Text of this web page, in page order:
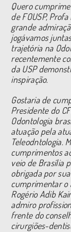
Quero
de FOUSP,
grande
jogávamos
trajetória na
recentemente
da USP
inspiração.
Gostaria de
Presidente do
Odontologia
atuação pela
Teleodntologia.
cumprimentos
veio de Brasília
obrigada por
cumprimentar o
Rogério Adib
admiro
frente do
cirurgiões-